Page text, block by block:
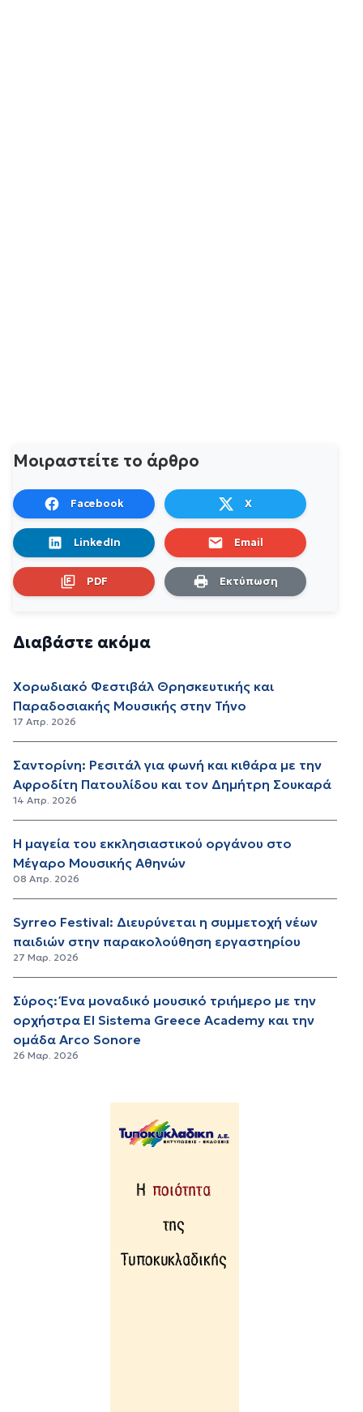
Μοιραστείτε το άρθρο
Facebook X
LinkedIn Email
PDF Εκτύπωση
Διαβάστε ακόμα
Χορωδιακό Φεστιβάλ Θρησκευτικής και
Παραδοσιακής Μουσικής στην Τήνο
17 Απρ. 2026
Σαντορίνη: Ρεσιτάλ για φωνή και κιθάρα με την
Αφροδίτη Πατουλίδου και τον Δημήτρη Σουκαρά
14 Απρ. 2026
Η μαγεία του εκκλησιαστικού οργάνου στο
Μέγαρο Μουσικής Αθηνών
08 Απρ. 2026
Syrreo Festival: Διευρύνεται η συμμετοχή νέων
παιδιών στην παρακολούθηση εργαστηρίου
27 Μαρ. 2026
Σύρος: Ένα μοναδικό μουσικό τριήμερο με την
ορχήστρα El Sistema Greece Academy και την
ομάδα Arco Sonore
26 Μαρ. 2026